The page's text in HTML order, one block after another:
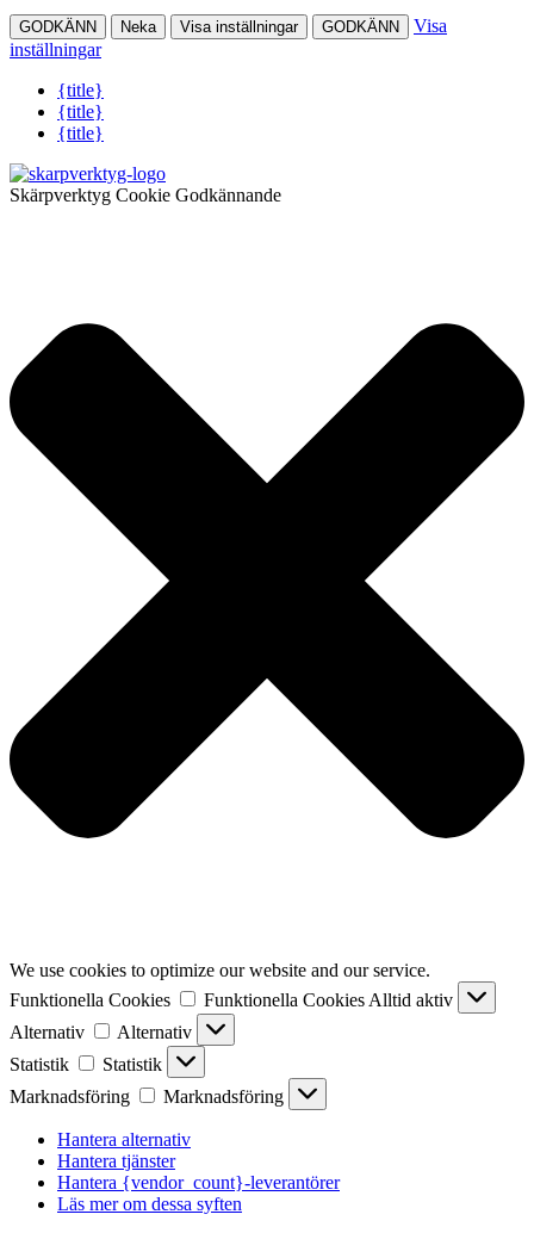
GODKÄNN Neka Visa inställningar GODKÄNN
Visa
inställningar
{title}
{title}
{title}
Skärpverktyg Cookie Godkännande
We use cookies to optimize our website and our service.
Funktionella Cookies
Funktionella Cookies Alltid aktiv
Alternativ
Alternativ
Statistik
Statistik
Marknadsföring
Marknadsföring
Hantera alternativ
Hantera tjänster
Hantera {vendor_count}-leverantörer
Läs mer om dessa syften